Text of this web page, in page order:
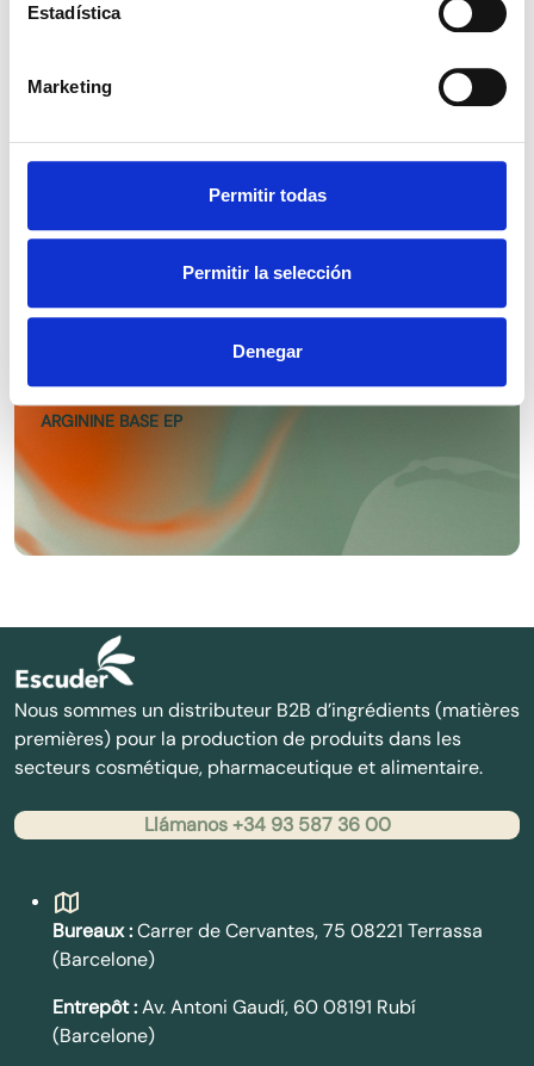
Estadística
Marketing
Permitir todas
Permitir la selección
Denegar
ARGININE BASE EP
Nous sommes un distributeur B2B d’ingrédients (matières
premières) pour la production de produits dans les
secteurs cosmétique, pharmaceutique et alimentaire.
Llámanos +34 93 587 36 00
Bureaux :Carrer de Cervantes, 75 08221 Terrassa
(Barcelone)
Entrepôt :Av. Antoni Gaudí, 60 08191 Rubí
(Barcelone)